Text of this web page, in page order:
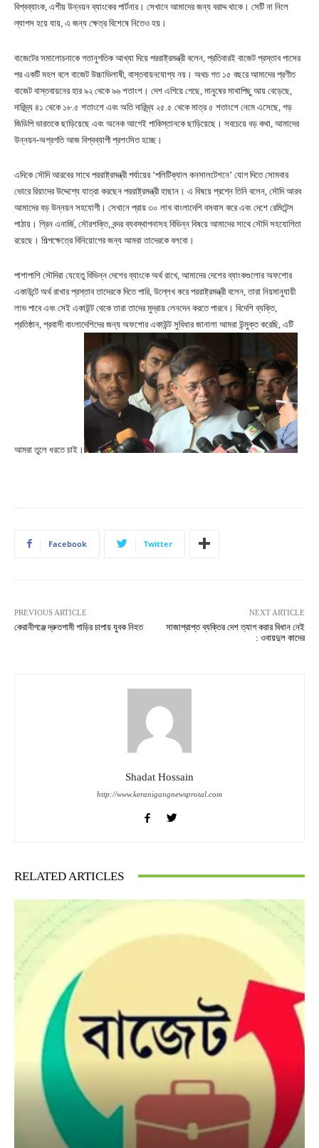
বিশ্বব্যাংক, এশীয় উন্নয়ন ব্যাংকের পার্টনার। সেখানে আমাদের জন্য বরাদ্দ থাকে। সেটি না নিলে
ল্যাপস হয়ে যায়, এ জন্য ক্ষেত্র বিশেষে নিতেও হয়।
বাজেটের সমালোচনাকে গতানুগতিক আখ্যা দিয়ে পররাষ্ট্রমন্ত্রী বলেন, প্রতিবারই বাজেট প্রস্তাব পাসের
পর একটি মহল বলে বাজেট উচ্চাভিলাষী, বাস্তবায়নযোগ্য নয়। অথচ গত ১৫ বছরে আমাদের প্রণীত
বাজেট বাস্তবায়নের হার ৯২ থেকে ৯৬ শতাংশ। দেশ এগিয়ে গেছে, মানুষের মাথাপিছু আয় বেড়েছে,
দারিদ্র্য ৪১ থেকে ১৮.৫ শতাংশে এবং অতি দারিদ্র্য ২৫.৫ থেকে মাত্র ৫ শতাংশে নেমে এসেছে, গড়
জিডিপি ভারতকে ছাড়িয়েছে এবং অনেক আগেই পাকিস্তানকে ছাড়িয়েছে। সবচেয়ে বড় কথা, আমাদের
উন্নয়ন-অগ্রগতি আজ বিশ্বব্যাপী প্রশংসিত হচ্ছে।
এদিকে সৌদি আরবের সাথে পররাষ্ট্রমন্ত্রী পর্যায়ের ‘পলিটিক্যাল কনসালটেশনে’ যোগ দিতে সোমবার
ভোরে রিয়াদের উদ্দেশ্যে যাত্রা করছেন পররাষ্ট্রমন্ত্রী হাছান। এ বিষয়ে প্রশ্নে তিনি বলেন, সৌদি আরব
আমাদের বড় উন্নয়ন সহযোগী। সেখানে প্রায় ৩০ লাখ বাংলাদেশি বসবাস করে এবং দেশে রেমিটেন্স
পাঠায়। গ্রিন এনার্জি, সৌরশক্তি, বন্দর ব্যবস্থাপনাসহ বিভিন্ন বিষয়ে আমাদের সাথে সৌদি সহযোগিতা
রয়েছে। শিল্পক্ষেত্রে বিনিয়োগের জন্য আমরা তাদেরকে বলবো।
পাশাপাশি সৌদিরা যেহেতু বিভিন্ন দেশের ব্যাংকে অর্থ রাখে, আমাদের দেশের ব্যাংকগুলোর অফশোর
একাউন্টে অর্থ রাখার প্রস্তাব তাদেরকে দিতে পারি, উল্লেখ করে পররাষ্ট্রমন্ত্রী বলেন, তারা নিয়মানুযায়ী
লাভ পাবে এবং সেই একাউন্ট থেকে তারা তাদের মুদ্রায় লেনদেন করতে পারবে। বিদেশি ব্যক্তি,
প্রতিষ্ঠান, প্রবাসী বাংলাদেশিদের জন্য অফশোর একাউন্ট সুবিধার জানালা আমরা উন্মুক্ত করেছি, এটি
আমরা তুলে ধরতে চাই।
Facebook Twitter
PREVIOUS ARTICLE
কেরানীগঞ্জে দ্রুতগামী গাড়ির চাপায় যুবক নিহত
NEXT ARTICLE
সাজাপ্রাপ্ত ব্যক্তির দেশ ত্যাগ করার বিধান নেই
: ওবায়দুল কাদের
Shadat Hossain
http://www.keranigangnewsprotal.com
RELATED ARTICLES